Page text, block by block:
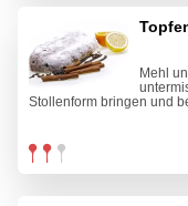
Mehl
Stollenform bringen und